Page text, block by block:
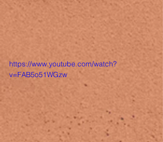
https://www.youtube.com/watch?
v=FAB5o51WGzw